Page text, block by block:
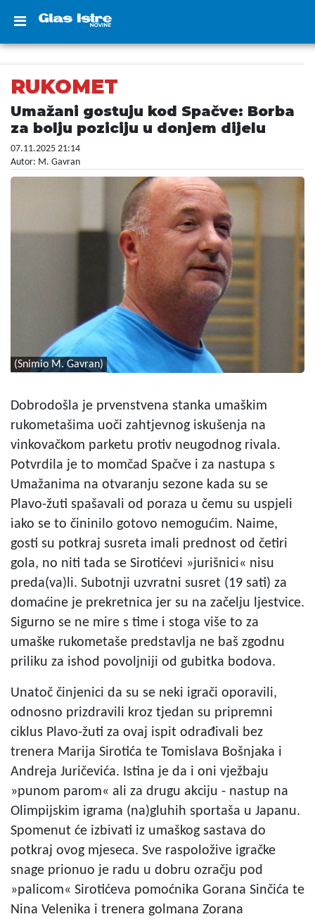
RUKOMET
Umažani gostuju kod Spačve: Borba
za bolju poziciju u donjem dijelu
07.11.2025 21:14
Autor: M. Gavran
(Snimio M. Gavran)
Dobrodošla je prvenstvena stanka umaškim
rukometašima uoči zahtjevnog iskušenja na
vinkovačkom parketu protiv neugodnog rivala.
Potvrdila je to momčad Spačve i za nastupa s
Umažanima na otvaranju sezone kada su se
Plavo-žuti spašavali od poraza u čemu su uspjeli
iako se to čininilo gotovo nemogućim. Naime,
gosti su potkraj susreta imali prednost od četiri
gola, no niti tada se Sirotićevi »jurišnici« nisu
preda(va)li. Subotnji uzvratni susret (19 sati) za
domaćine je prekretnica jer su na začelju ljestvice.
Sigurno se ne mire s time i stoga više to za
umaške rukometaše predstavlja ne baš zgodnu
priliku za ishod povoljniji od gubitka bodova.
Unatoč činjenici da su se neki igrači oporavili,
odnosno prizdravili kroz tjedan su pripremni
ciklus Plavo-žuti za ovaj ispit odrađivali bez
trenera Marija Sirotića te Tomislava Bošnjaka i
Andreja Juričevića. Istina je da i oni vježbaju
»punom parom« ali za drugu akciju - nastup na
Olimpijskim igrama (na)gluhih sportaša u Japanu.
Spomenut će izbivati iz umaškog sastava do
potkraj ovog mjeseca. Sve raspoložive igračke
snage prionuo je radu u dobru ozračju pod
»palicom« Sirotićeva pomoćnika Gorana Sinčića te
Nina Velenika i trenera golmana Zorana